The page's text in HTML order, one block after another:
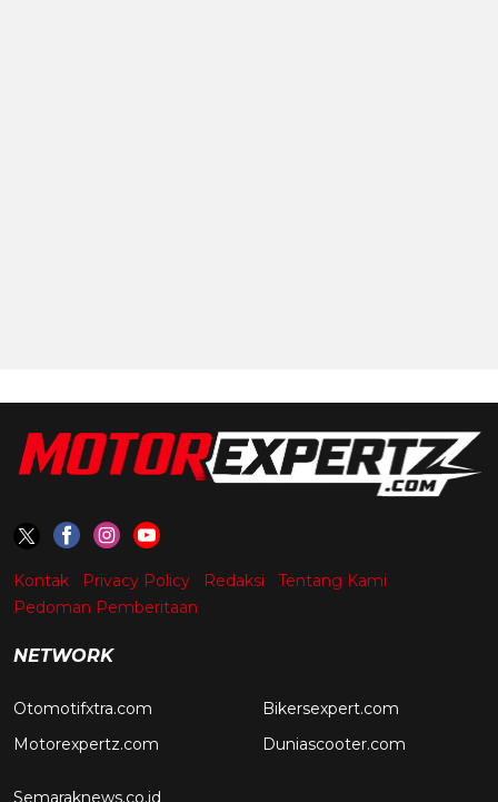
Kontak Privacy Policy Redaksi
Tentang Kami
Pedoman Pemberitaan
NETWORK
Otomotifxtra.com
Motorexpertz.com
Bikersexpert.com
Duniascooter.com
Semaraknews.co.id